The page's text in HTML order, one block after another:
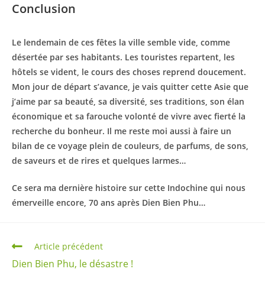
Conclusion
Le lendemain de ces fêtes la ville semble vide, comme
désertée par ses habitants. Les touristes repartent, les
hôtels se vident, le cours des choses reprend doucement.
Mon jour de départ s’avance, je vais quitter cette Asie que
j’aime par sa beauté, sa diversité, ses traditions, son élan
économique et sa farouche volonté de vivre avec fierté la
recherche du bonheur. Il me reste moi aussi à faire un
bilan de ce voyage plein de couleurs, de parfums, de sons,
de saveurs et de rires et quelques larmes…
Ce sera ma dernière histoire sur cette Indochine qui nous
émerveille encore, 70 ans après Dien Bien Phu…
Read
articles
Article précédent
Dien Bien Phu, le désastre !